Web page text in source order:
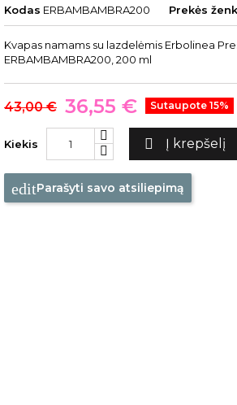
Kodas ERBAMBAMBRA200 Prekės
Kvapas namams su lazdelėmis Erbolinea
ERBAMBAMBRA200, 200 ml
43,00 € 36,55 € Sutaupote 15%
Kiekis  Į krepšelį
editParašyti savo atsiliepimą